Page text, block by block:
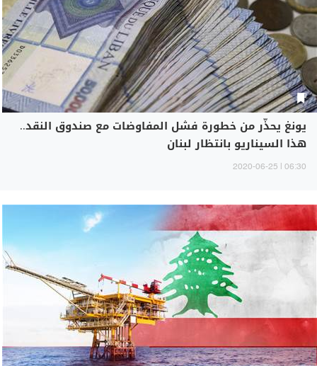
يونغ يحذّر من خطورة فشل المفاوضات مع صندوق النقد..
هذا السيناريو بانتظار لبنان
06:30 | 2020-06-25